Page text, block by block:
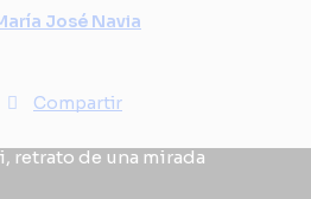
José Navia
Compartir